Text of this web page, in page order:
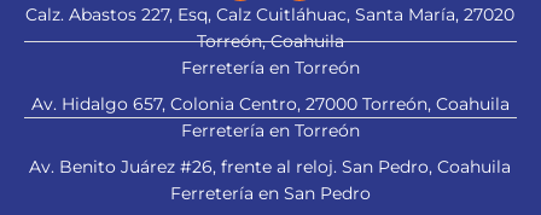
Calz. Abastos 227, Esq, Calz Cuitláhuac, Santa María, 27020
Torreón, Coahuila
Ferretería en Torreón
Av. Hidalgo 657, Colonia Centro, 27000 Torreón, Coahuila
Ferretería en Torreón
Av. Benito Juárez #26, frente al reloj. San Pedro, Coahuila
Ferretería en San Pedro